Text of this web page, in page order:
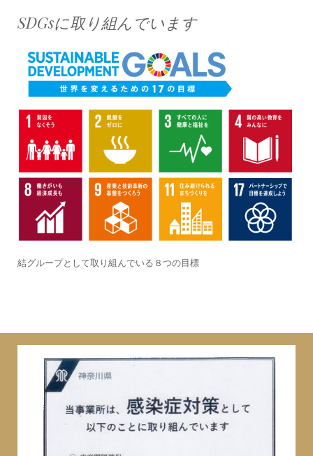
SDGsに取り組んでいます
結グループとして取り組んでいる８つの目標